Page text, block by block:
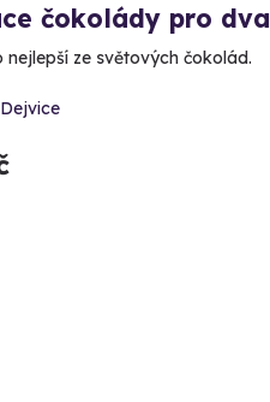
čokolády pro dva
nejlepší ze světových čokolád.